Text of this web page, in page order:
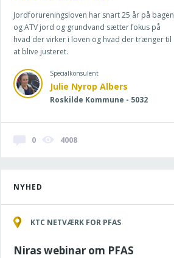
Jordforureningsloven har snart 25 år på bagen
og ATV jord og grundvand sætter fokus på
hvad der virker i loven og hvad der trænger til
at blive justeret.
Specialkonsulent
Julie Nyrop Albers
Roskilde Kommune - 5032
0 4008
NYHED
KTC NETVÆRK FOR PFAS
Niras webinar om PFAS